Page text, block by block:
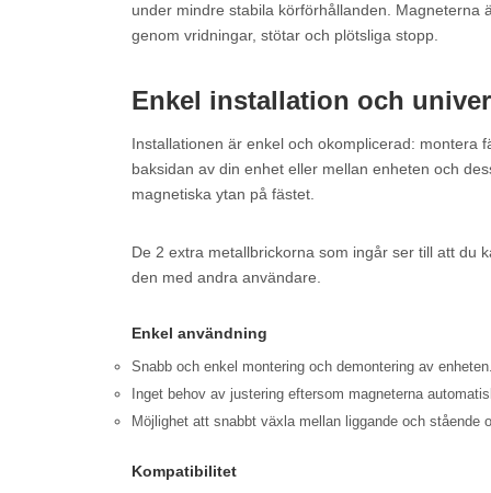
under mindre stabila körförhållanden. Magneterna
genom vridningar, stötar och plötsliga stopp.
Enkel installation och
Installationen är enkel och okomplicerad: montera
baksidan av din enhet eller mellan enheten och
magnetiska ytan på fästet.
De 2 extra metallbrickorna som ingår ser till att du
den med andra användare.
Enkel användning
Snabb och enkel montering och demontering av
Inget behov av justering eftersom magneterna
Möjlighet att snabbt växla mellan liggande och stående
Kompatibilitet